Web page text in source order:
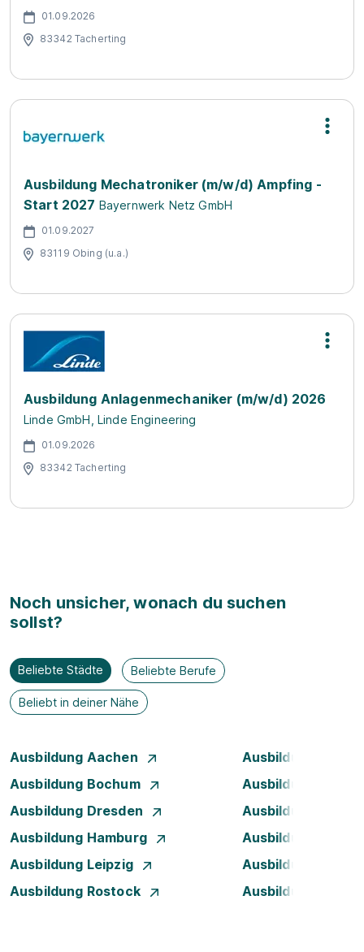
01.09.2026
83342 Tacherting
Ausbildung Mechatroniker (m/w/d) Ampfing -
Start 2027 Bayernwerk Netz GmbH
01.09.2027
83119 Obing (u.a.)
Ausbildung Anlagenmechaniker (m/w/d) 2026
Linde GmbH, Linde Engineering
01.09.2026
83342 Tacherting
Noch unsicher, wonach du suchen
sollst?
Beliebte Städte Beliebte Berufe
Beliebt in deiner Nähe
Ausbildung Aachen
Ausbildung
Ausbildung Bochum
Ausbildung Bonn
Ausbildung Dresden
Ausbildung
Ausbildung Hamburg
Ausbildung
Ausbildung Leipzig
Ausbildung
Ausbildung Rostock
Ausbildung